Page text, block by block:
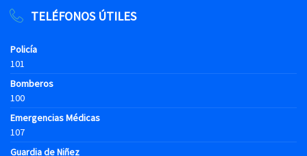
TELÉFONOS ÚTILES
Policía
101
Bomberos
100
Emergencias Médicas
107
Guardia de Niñez